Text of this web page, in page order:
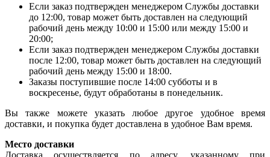
Если заказ подтвержден менеджером Службы доставки
до 12:00, товар может быть доставлен на следующий
рабочий день между 10:00 и 15:00 или между 15:00 и
20:00;
Если заказ подтвержден менеджером Службы доставки
после 12:00, товар может быть доставлен на следующий
рабочий день между 15:00 и 18:00.
Заказы поступившие после 14:00 субботы и в
воскресенье, будут обработаны в понедельник.
Вы также можете указать любое другое удобное время
доставки, и покупка будет доставлена в удобное Вам время.
Место доставки
Доставка осуществляется по адресу, указанному при